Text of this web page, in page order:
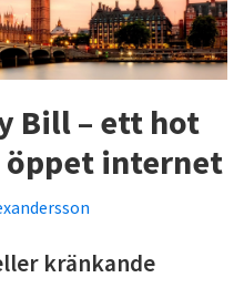
Bill – ett hot
internet
kränkande